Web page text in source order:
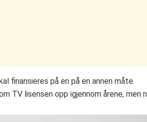
finansieres på en på en annen måte.
TV lisensen opp igjennom årene, men